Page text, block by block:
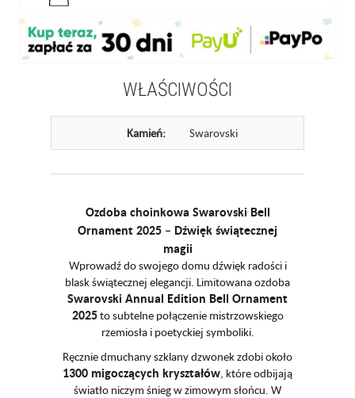
WŁAŚCIWOŚCI
Kamień: Swarovski
Ozdoba choinkowa Swarovski Bell
Ornament 2025 – Dźwięk świątecznej
magii
Wprowadź do swojego domu dźwięk radości i
blask świątecznej elegancji. Limitowana ozdoba
Swarovski Annual Edition Bell Ornament
2025to subtelne połączenie mistrzowskiego
rzemiosła i poetyckiej symboliki.
Ręcznie dmuchany szklany dzwonek zdobi około
1300 migoczących kryształów, które odbijają
światło niczym śnieg w zimowym słońcu. W